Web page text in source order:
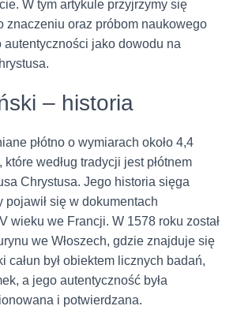
W tym artykule przyjrzymy się
znaczeniu oraz próbom naukowego
jako dowodu na
– historia
płótno o wymiarach około 4,4
które według tradycji jest płótnem
Chrystusa. Jego historia sięga
się w dokumentach
wieku we Francji. W 1578 roku został
we Włoszech, gdzie znajduje się
całun był obiektem licznych badań,
a jego autentyczność była
i potwierdzana.